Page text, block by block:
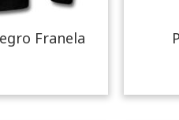
Franela